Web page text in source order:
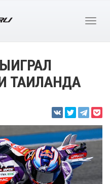
ТАИЛАНДА